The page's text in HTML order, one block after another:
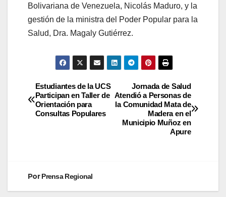
Bolivariana de Venezuela, Nicolás Maduro, y la
gestión de la ministra del Poder Popular para la
Salud, Dra. Magaly Gutiérrez.
Jornada de Salud
Atendió a Personas de
la Comunidad Mata de
Madera en el
Municipio Muñoz en
Apure
Estudiantes de la UCS
Participan en Taller de
Orientación para
Consultas Populares
PorPrensa Regional